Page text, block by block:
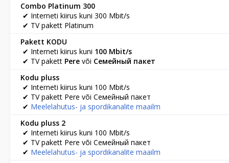
Combo Platinum 300
✔ Interneti kiirus kuni 300 Mbit/s
✔ TV pakett Platinum
Pakett KODU
✔ Interneti kiirus kuni 100 Mbit/s
✔ TV pakett Pere või Семейный пакет
Kodu pluss
✔ Interneti kiirus kuni 100 Mbit/s
✔ TV pakett Pere või Семейный пакет
✔ Meelelahutus- ja spordikanalite maailm
Kodu pluss 2
✔ Interneti kiirus kuni 100 Mbit/s
✔ TV pakett Pere või Семейный пакет
✔ Meelelahutus- ja spordikanalite maailm